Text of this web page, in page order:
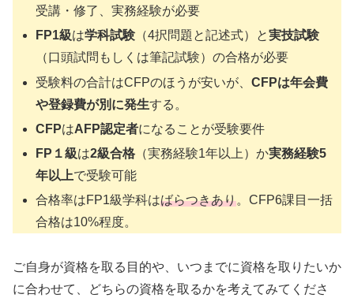
受講・修了、実務経験が必要
FP1級は学科試験 （4択問題と記述式）と実技試験
（口頭試問もしくは筆記試験）の合格が必要
受験料の合計はCFPのほうが安いが、CFPは年会費
や登録費が別に発生する。
CFPはAFP認定者になることが受験要件
FP１級は2級合格 （実務経験1年以上）か実務経験5
年以上で受験可能
合格率はFP1級学科はばらつきあり。CFP6課目一括
合格は10%程度。
ご自身が資格を取る目的や、いつまでに資格を取りたいか
に合わせて、どちらの資格を取るかを考えてみてくださ